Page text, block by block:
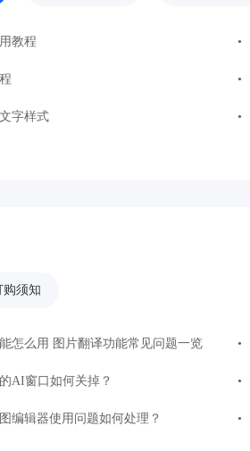
教程
字样式
怎么用 图片翻译功能常见问题一览
AI窗口如何关掉？
编辑器使用问题如何处理？
购须知